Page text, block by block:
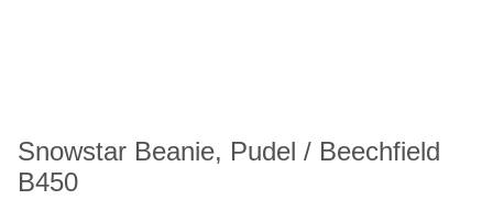
Snowstar Beanie, Pudel / Beechfield
B450